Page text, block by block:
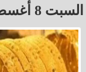
السبت 8 أغسطس 2026